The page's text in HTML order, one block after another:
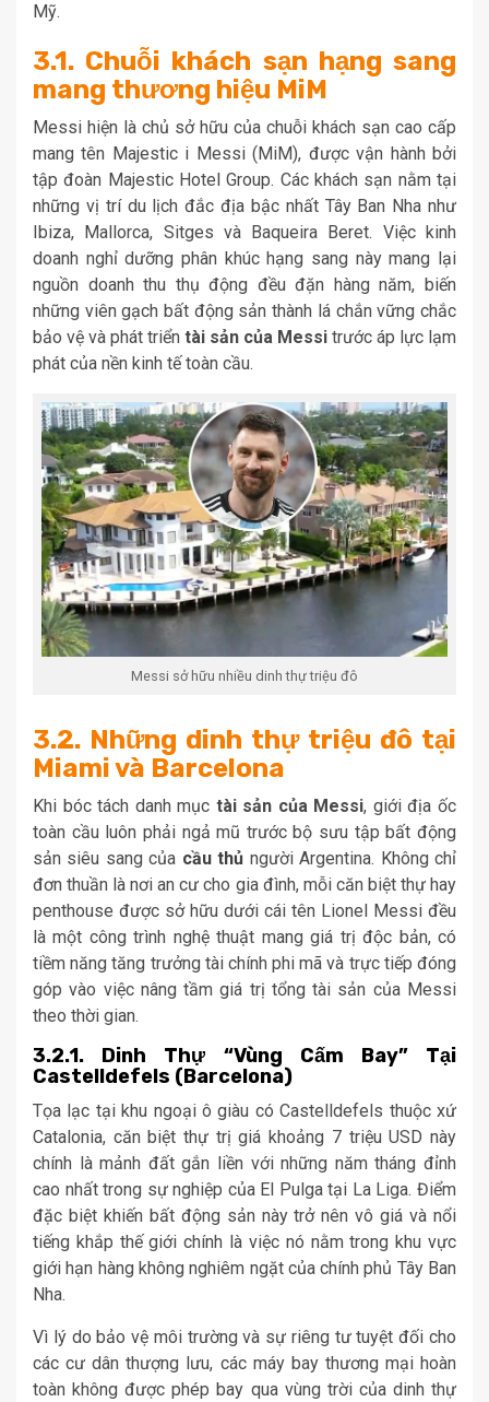
Mỹ.
3.1. Chuỗi khách sạn hạng sang
mang thương hiệu MiM
Messi hiện là chủ sở hữu của chuỗi khách sạn cao cấp
mang tên Majestic i Messi (MiM), được vận hành bởi
tập đoàn Majestic Hotel Group. Các khách sạn nằm tại
những vị trí du lịch đắc địa bậc nhất Tây Ban Nha như
Ibiza, Mallorca, Sitges và Baqueira Beret. Việc kinh
doanh nghỉ dưỡng phân khúc hạng sang này mang lại
nguồn doanh thu thụ động đều đặn hàng năm, biến
những viên gạch bất động sản thành lá chắn vững chắc
bảo vệ và phát triển tài sản của Messi trước áp lực lạm
phát của nền kinh tế toàn cầu.
Messi sở hữu nhiều dinh thự triệu đô
3.2. Những dinh thự triệu đô tại
Miami và Barcelona
Khi bóc tách danh mục tài sản của Messi, giới địa ốc
toàn cầu luôn phải ngả mũ trước bộ sưu tập bất động
sản siêu sang của cầu thủ người Argentina. Không chỉ
đơn thuần là nơi an cư cho gia đình, mỗi căn biệt thự hay
penthouse được sở hữu dưới cái tên Lionel Messi đều
là một công trình nghệ thuật mang giá trị độc bản, có
tiềm năng tăng trưởng tài chính phi mã và trực tiếp đóng
góp vào việc nâng tầm giá trị tổng tài sản của Messi
theo thời gian.
3.2.1. Dinh Thự “Vùng Cấm Bay” Tại
Castelldefels (Barcelona)
Tọa lạc tại khu ngoại ô giàu có Castelldefels thuộc xứ
Catalonia, căn biệt thự trị giá khoảng 7 triệu USD này
chính là mảnh đất gắn liền với những năm tháng đỉnh
cao nhất trong sự nghiệp của El Pulga tại La Liga. Điểm
đặc biệt khiến bất động sản này trở nên vô giá và nổi
tiếng khắp thế giới chính là việc nó nằm trong khu vực
giới hạn hàng không nghiêm ngặt của chính phủ Tây Ban
Nha.
Vì lý do bảo vệ môi trường và sự riêng tư tuyệt đối cho
các cư dân thượng lưu, các máy bay thương mại hoàn
toàn không được phép bay qua vùng trời của dinh thự